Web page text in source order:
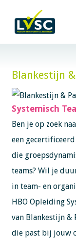
Blankestijn
Systemisch
Ben je op zoek
een
die
teams? Wil je
in team- en
HBO Opleiding
van Blankestijn &
die past bij jouw